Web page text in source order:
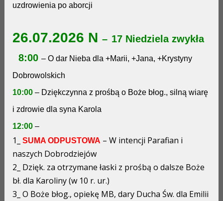
uzdrowienia po aborcji
26.07.2026 N – 17 Niedziela zwykła
8:00 – O dar Nieba dla +Marii, +Jana, +Krystyny
Dobrowolskich
10:00 – Dziękczynna z prośbą o Boże błog., silną wiarę
i zdrowie dla syna Karola
12:00 –
1_ SUMA ODPUSTOWA – W intencji Parafian i
naszych Dobrodziejów
2_ Dzięk. za otrzymane łaski z prośbą o dalsze Boże
bł. dla Karoliny (w 10 r. ur.)
3_ O Boże błog., opiekę MB, dary Ducha Św. dla Emilii